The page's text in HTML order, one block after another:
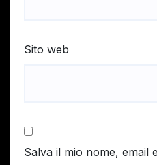
Sito web
Salva il mio nome, email